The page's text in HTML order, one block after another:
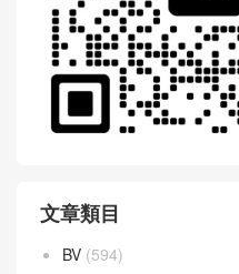
文章類目
BV (594)